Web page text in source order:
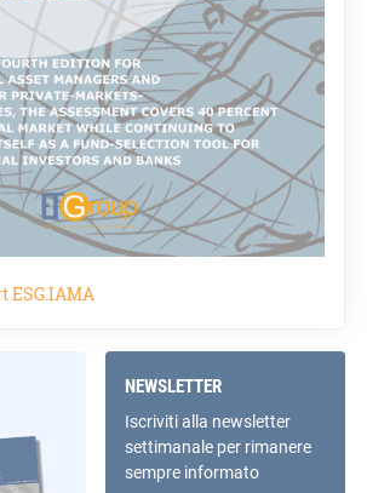
ESG.IAMA
NEWSLETTER
Iscriviti alla newsletter
settimanale per rimanere
sempre informato